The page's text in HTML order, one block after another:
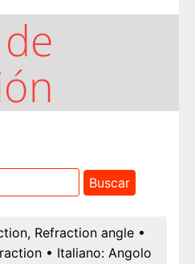
Refraction angle •
• Italiano: Angolo